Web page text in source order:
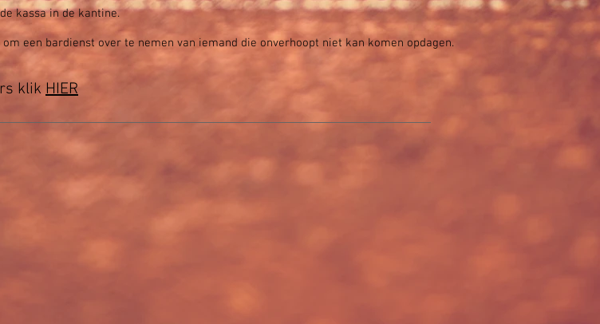
kassa in de kantine.
een bardienst over te nemen van iemand die onverhoopt niet kan komen opdagen.
klik HIER